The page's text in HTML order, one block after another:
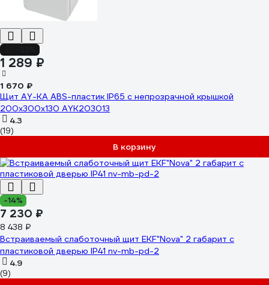
1 289 ₽
1 670 ₽
Щит AY-KA ABS-пластик IP65 с непрозрачной крышкой
200x300x130 AYK203013
4.3
(19)
В корзину
-14%
7 230 ₽
8 438 ₽
Встраиваемый слаботочный щит EKF"Nova" 2 габарит с
пластиковой дверью IP41 nv-mb-pd-2
4.9
(9)